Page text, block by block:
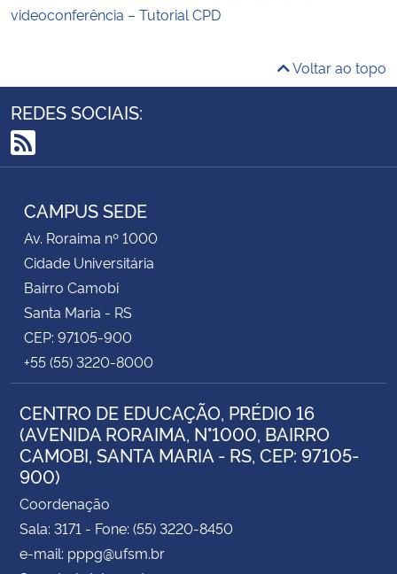
videoconferência – Tutorial CPD
Voltar ao topo
REDES SOCIAIS:
RSS
CAMPUS SEDE
Av. Roraima nº 1000
Cidade Universitária
Bairro Camobi
Santa Maria - RS
CEP: 97105-900
+55 (55) 3220-8000
CENTRO DE EDUCAÇÃO, PRÉDIO 16
(AVENIDA RORAIMA, N°1000, BAIRRO
CAMOBI, SANTA MARIA - RS, CEP: 97105-
900)
Coordenação
Sala: 3171 - Fone: (55) 3220-8450
e-mail: pppg@ufsm.br